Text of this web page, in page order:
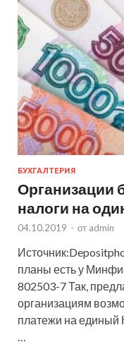
БУХГАЛТЕРИЯ
Организации
налоги на
04.10.2019 - от admin
планы есть у
802503-7 Так,
организациям
платежи на единый
…